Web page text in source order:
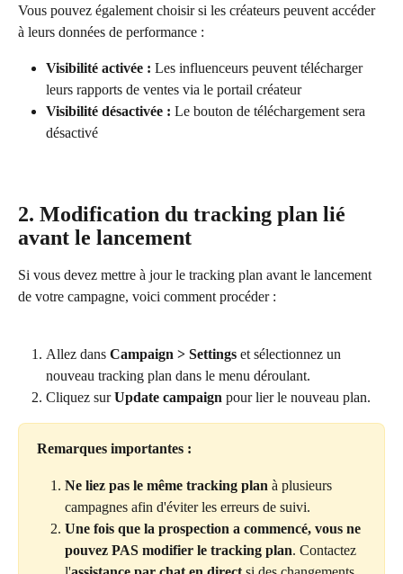
Vous pouvez également choisir si les créateurs peuvent accéder
à leurs données de performance :
Visibilité activée : Les influenceurs peuvent télécharger
leurs rapports de ventes via le portail créateur
Visibilité désactivée : Le bouton de téléchargement sera
désactivé
2. Modification du tracking plan lié
avant le lancement
Si vous devez mettre à jour le tracking plan avant le lancement
de votre campagne, voici comment procéder :
Allez dans Campaign > Settings et sélectionnez un
nouveau tracking plan dans le menu déroulant.
Cliquez sur Update campaign pour lier le nouveau plan.
Remarques importantes :
Ne liez pas le même tracking plan à plusieurs
campagnes afin d'éviter les erreurs de suivi.
Une fois que la prospection a commencé, vous ne
pouvez PAS modifier le tracking plan. Contactez